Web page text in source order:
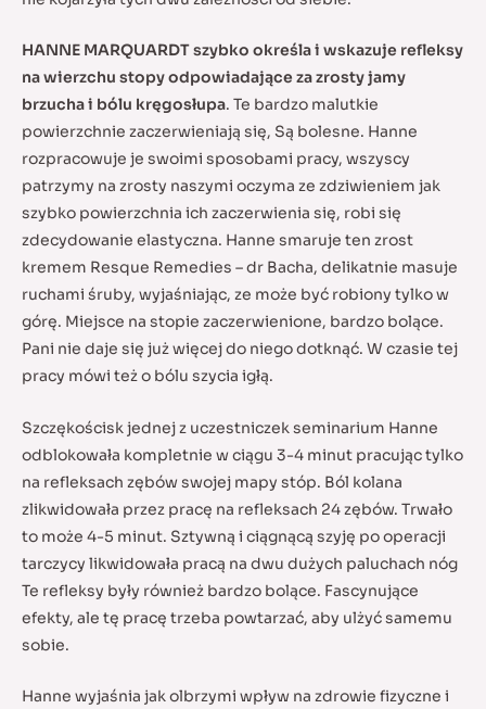
HANNE MARQUARDT szybko określa i wskazuje refleksy
na wierzchu stopyodpowiadające za zrosty jamy
brzucha i bólu kręgosłupa. Te bardzo malutkie
powierzchnie zaczerwieniają się, Są bolesne. Hanne
rozpracowuje je swoimi sposobami pracy, wszyscy
patrzymy na zrosty naszymi oczyma ze zdziwieniem jak
szybko powierzchnia ich zaczerwienia się, robi się
zdecydowanie elastyczna. Hanne smaruje ten zrost
kremem Resque Remedies – dr Bacha, delikatnie masuje
ruchami śruby, wyjaśniając, ze może być robiony tylko w
górę. Miejsce na stopie zaczerwienione, bardzo bolące.
Pani nie daje się już więcej do niego dotknąć. W czasie tej
pracy mówi też o bólu szycia igłą.
Szczękościsk jednej z uczestniczek seminarium Hanne
odblokowała kompletnie w ciągu 3-4 minut pracując tylko
na refleksach zębów swojej mapy stóp. Ból kolana
zlikwidowała przez pracę na refleksach 24 zębów. Trwało
to może 4-5 minut. Sztywną i ciągnącą szyję po operacji
tarczycy likwidowała pracą na dwu dużych paluchach nóg
Te refleksy były również bardzo bolące. Fascynujące
efekty, ale tę pracę trzeba powtarzać, aby ulżyć samemu
sobie.
Hanne wyjaśnia jak olbrzymi wpływ na zdrowie fizyczne i